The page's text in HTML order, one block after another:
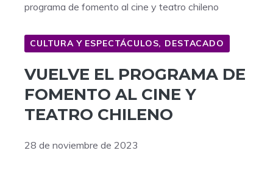
programa de fomento al cine y teatro chileno
CULTURA Y ESPECTÁCULOS, DESTACADO
VUELVE EL PROGRAMA DE
FOMENTO AL CINE Y
TEATRO CHILENO
28 de noviembre de 2023